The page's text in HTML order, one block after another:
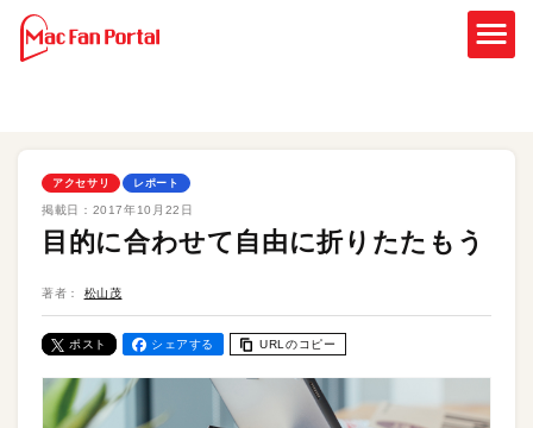
アクセサリ レポート
掲載日： 2017年10月22日
目的に合わせて自由に折りたたもう
著者： 松山茂
ポスト シェアする URLのコピー